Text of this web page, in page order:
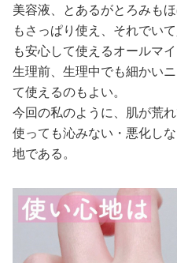
美容液、とあるがとろみも
もさっぱり使え、それでい
も安心して使えるオールマ
生理前、生理中でも細かい
て使えるのもよい。
今回の私のように、肌が荒
使っても沁みない・悪化し
地である。